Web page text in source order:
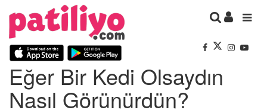
Eğer Bir Kedi Olsaydın
Nasıl Görünürdün?